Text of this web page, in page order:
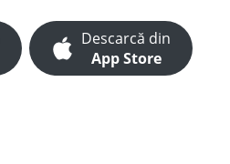
Descarcă din
App Store